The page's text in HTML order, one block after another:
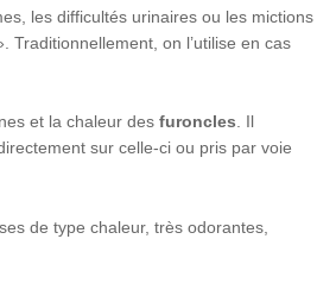
les difficultés urinaires ou les mictions
Traditionnellement, on l’utilise en cas
et la chaleur desfuroncles. Il
sur celle-ci ou pris par voie
de type chaleur, très odorantes,